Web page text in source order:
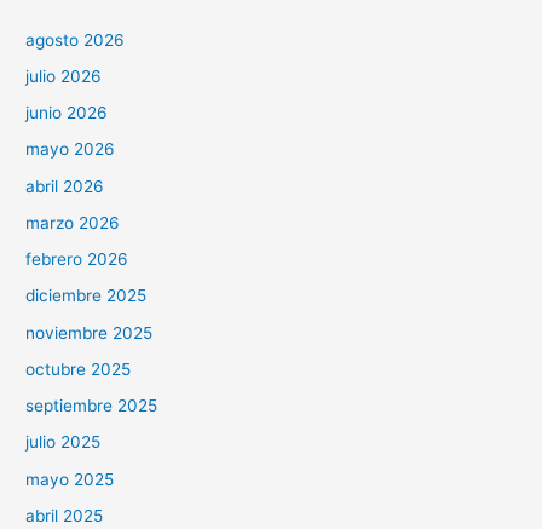
agosto 2026
julio 2026
junio 2026
mayo 2026
abril 2026
marzo 2026
febrero 2026
diciembre 2025
noviembre 2025
octubre 2025
septiembre 2025
julio 2025
mayo 2025
abril 2025